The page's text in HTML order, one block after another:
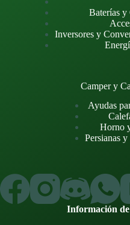
Baterías y
Inversores y
Camper y
Ayudas
Horno
Persianas
Información